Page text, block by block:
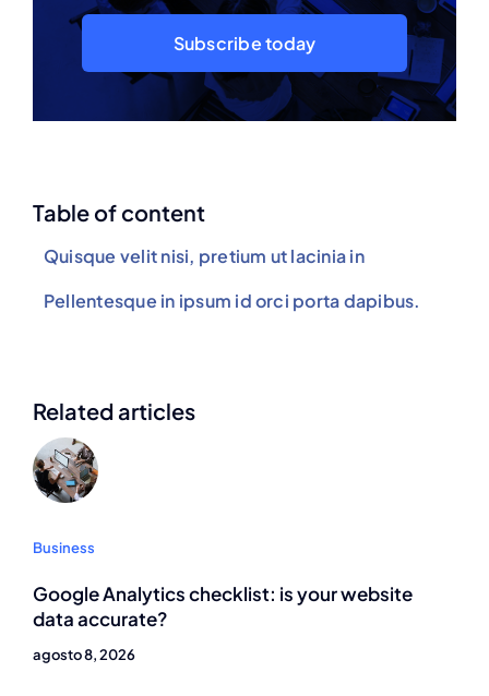
Subscribe today
Table of content
Quisque velit nisi, pretium ut lacinia in
Pellentesque in ipsum id orci porta dapibus.
Related articles
Business
Google Analytics checklist: is your website
data accurate?
agosto 8, 2026